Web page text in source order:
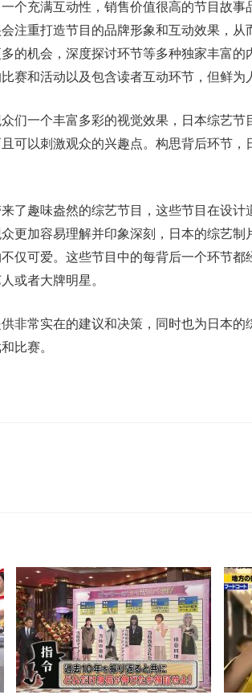
个充满互动性，销售价值很高的节目故事
注重打造节目的品牌形象和互动效果，从
的机会，深度探讨环节等多种独家丰富的
赛和活动以及包含读者互动环节，但鲜为
们一个丰富多彩的视觉效果，日本综艺节
可以刺激观众的兴趣点。构思背后环节，
了趣味盎然的综艺节目，这些节目在设计
更加容易理解并印象深刻，日本的综艺制
仅可爱。这些节目中的每背后一个环节都
或者大牌明星。
非常实在的建议和决策，同时也为日本的
比赛。